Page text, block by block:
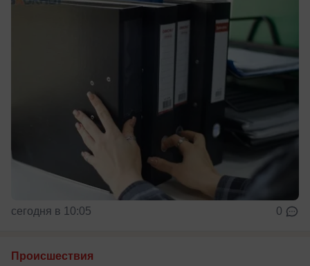
сегодня в 10:05 0
Происшествия